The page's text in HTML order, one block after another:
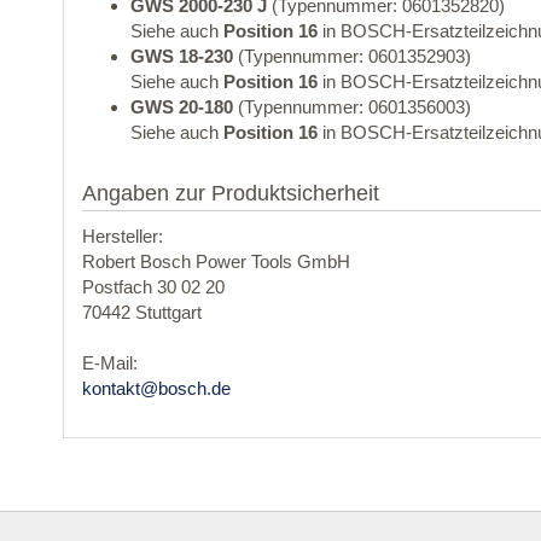
GWS 2000-230 J (Typennummer: 0601352820)
Siehe auch Position 16 in BOSCH-
GWS 18-230 (Typennummer: 0601352903)
Siehe auch Position 16 in BOSCH-
GWS 20-180 (Typennummer: 0601356003)
Siehe auch Position 16 in BOSCH-
Angaben zur Produktsicherheit
Hersteller:
Robert Bosch Power Tools GmbH
Postfach 30 02 20
70442 Stuttgart
E-Mail:
kontakt@bosch.de